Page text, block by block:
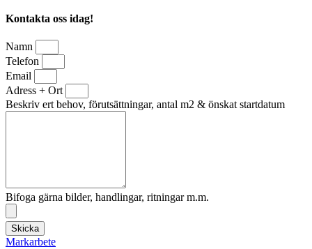
Kontakta oss idag!
Namn
Telefon
Email
Adress + Ort
Beskriv ert behov, förutsättningar, antal m2 & önskat startdatum
Bifoga gärna bilder, handlingar, ritningar m.m.
Skicka
Markarbete